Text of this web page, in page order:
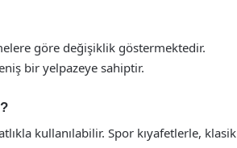
göre değişiklik göstermektedir.
bir yelpazeye sahiptir.
kullanılabilir. Spor kıyafetlerle, klasik